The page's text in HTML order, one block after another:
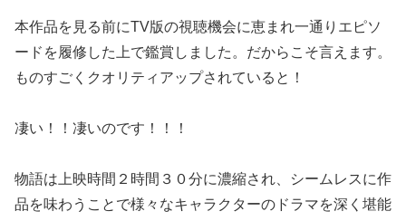
本作品を見る前にTV版の視聴機会に恵まれ一通りエピソ
ードを履修した上で鑑賞しました。だからこそ言えます。
ものすごくクオリティアップされていると！
凄い！！凄いのです！！！
物語は上映時間２時間３０分に濃縮され、シームレスに作
品を味わうことで様々なキャラクターのドラマを深く堪能